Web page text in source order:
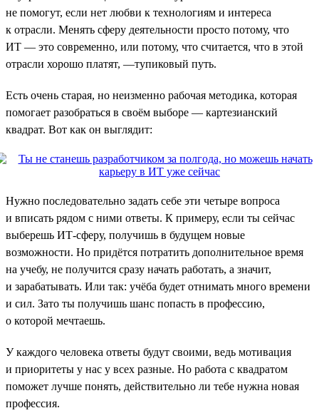
не помогут, если нет любви к технологиям и интереса
к отрасли. Менять сферу деятельности просто потому, что
ИТ — это современно, или потому, что считается, что в этой
отрасли хорошо платят, —тупиковый путь.
Есть очень старая, но неизменно рабочая методика, которая
помогает разобраться в своём выборе — картезианский
квадрат. Вот как он выглядит:
Нужно последовательно задать себе эти четыре вопроса
и вписать рядом с ними ответы. К примеру, если ты сейчас
выберешь ИТ-сферу, получишь в будущем новые
возможности. Но придётся потратить дополнительное время
на учебу, не получится сразу начать работать, а значит,
и зарабатывать. Или так: учёба будет отнимать много времени
и сил. Зато ты получишь шанс попасть в профессию,
о которой мечтаешь.
У каждого человека ответы будут своими, ведь мотивация
и приоритеты у нас у всех разные. Но работа с квадратом
поможет лучше понять, действительно ли тебе нужна новая
профессия.